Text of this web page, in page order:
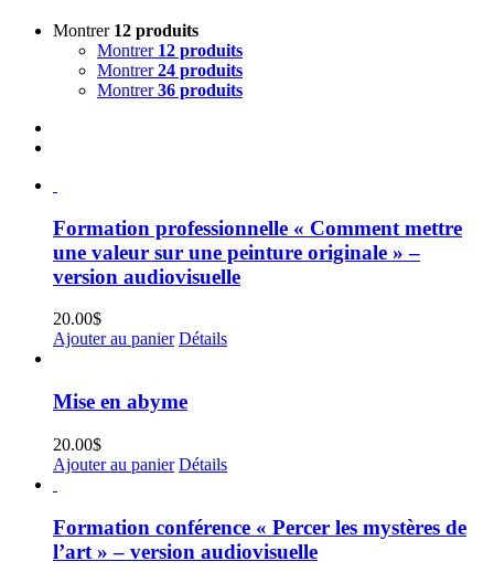
Montrer 12 produits
Montrer 12 produits
Montrer24 produits
Montrer36 produits
Formation professionnelle « Comment mettre
une valeur sur une peinture originale » –
version audiovisuelle
20.00$
Ajouter au panier Détails
Mise en abyme
20.00$
Ajouter au panier Détails
Formation conférence « Percer les mystères de
l’art » – version audiovisuelle